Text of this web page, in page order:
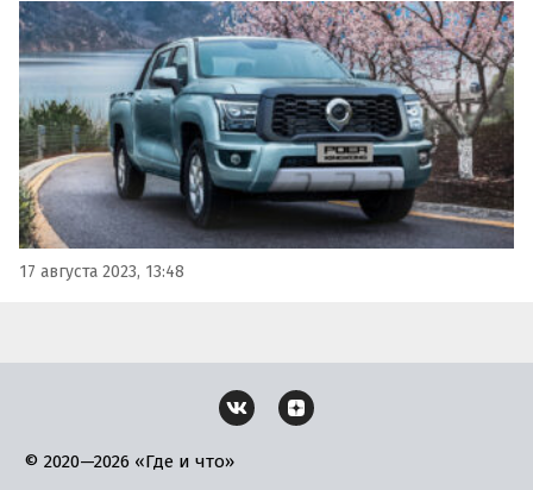
или 6,3-6,7%, сообщает портал «Автоновости дня»
Интересно, что размер прибавки сейчас оказался…
17 августа 2023, 13:48
© 2020—2026 «Где и что»